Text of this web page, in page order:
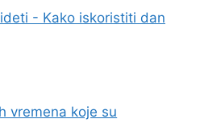
- Kako iskoristiti dan
vremena koje su